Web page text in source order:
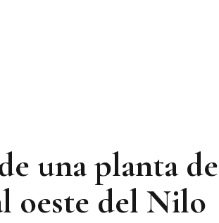
una planta
oeste del Nilo